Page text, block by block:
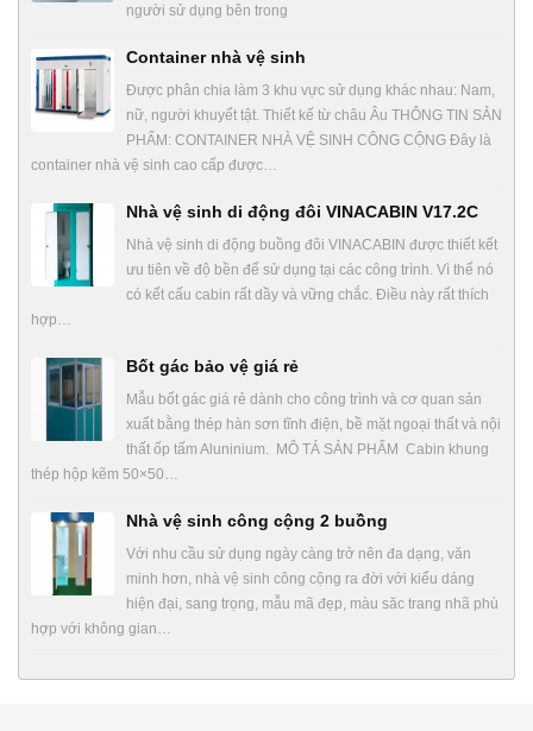
người sử dụng bên trong
Container nhà vệ sinh
Được phân chia làm 3 khu vực sử dụng khác nhau: Nam,
nữ, người khuyết tật. Thiết kế từ châu Âu THÔNG TIN SẢN
PHẨM: CONTAINER NHÀ VỆ SINH CÔNG CỘNG Đây là
container nhà vệ sinh cao cấp được…
Nhà vệ sinh di động đôi VINACABIN V17.2C
Nhà vệ sinh di động buồng đôi VINACABIN được thiết kết
ưu tiên về độ bền để sử dụng tại các công trình. Vì thế nó
có kết cấu cabin rất dầy và vững chắc. Điều này rất thích
hợp…
Bốt gác bảo vệ giá rẻ
Mẫu bốt gác giá rẻ dành cho công trình và cơ quan sản
xuất bằng thép hàn sơn tĩnh điện, bề mặt ngoại thất và nội
thất ốp tấm Aluninium. MÔ TẢ SẢN PHẨM Cabin khung
thép hộp kẽm 50×50…
Nhà vệ sinh công cộng 2 buồng
Với nhu cầu sử dụng ngày càng trở nên đa dạng, văn
minh hơn, nhà vệ sinh công cộng ra đời với kiểu dáng
hiện đại, sang trọng, mẫu mã đẹp, màu săc trang nhã phù
hợp với không gian…